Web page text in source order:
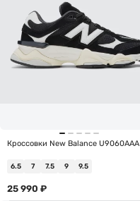
Кроссовки New Balance U9060AAA
6.5 7 7.5 9 9.5
25 990 ₽